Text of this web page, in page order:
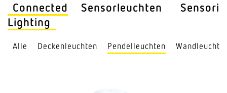
Connected
Lighting
Sensor­leuchten Sensorik
Alle Decken­leuchten Pendel­leuchten